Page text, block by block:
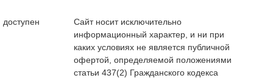
Сайт носит исключительно
информационный характер, и ни при
каких условиях не является публичной
офертой, определяемой положениями
статьи 437(2) Гражданского кодекса